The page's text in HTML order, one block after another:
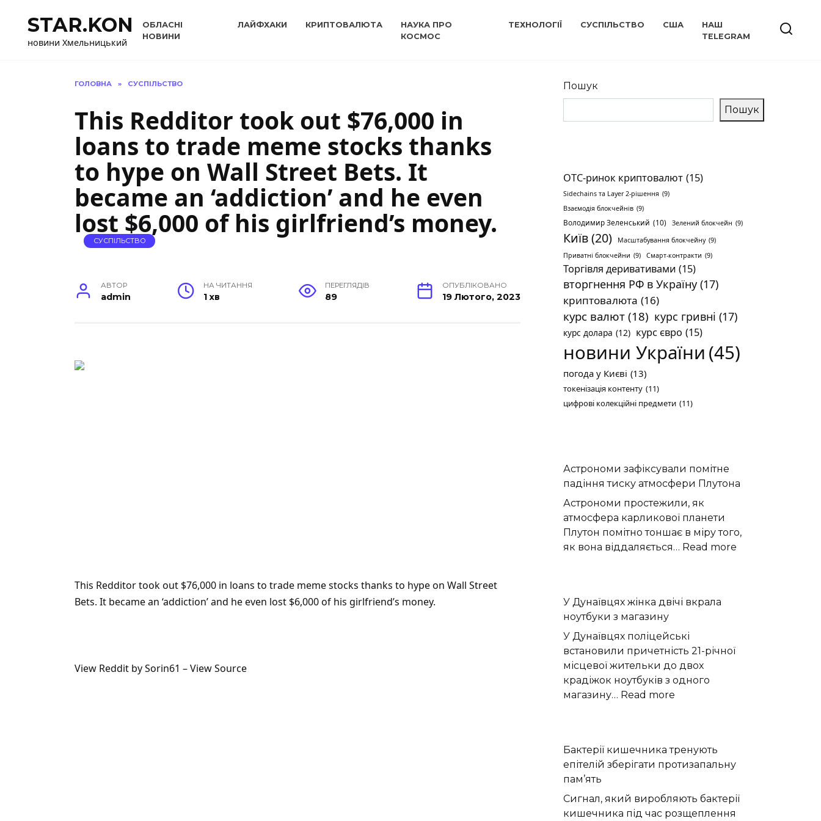
вмістуSTAR.KON
новини Хмельницький
ОБЛАСНІ
НОВИНИ
ЛАЙФХАКИ КРИПТОВАЛЮТА
НАУКА ПРО
КОСМОС
ТЕХНОЛОГІЇ СУСПІЛЬСТВО США
НАШ
TELEGRAM
ГОЛОВНА » СУСПІЛЬСТВО
This Redditor took out $76,000 in
loans to trade meme stocks thanks
to hype on Wall Street Bets. It
became an ‘addiction’ and he even
lost $6,000 of his girlfriend’s money.
СУСПІЛЬСТВО
АВТОР
admin
НА ЧИТАННЯ
1 хв
ПЕРЕГЛЯДІВ
89
ОПУБЛІКОВАНО
19 Лютого, 2023
This Redditor took out $76,000 in loans to trade meme stocks thanks to hype on Wall Street
Bets. It became an ‘addiction’ and he even lost $6,000 of his girlfriend’s money.
View Reddit bySorin61 –View Source
Пошук
Пошук
OTC-ринок криптовалют (15)
Sidechains та Layer 2-рішення (9)
Взаємодія блокчейнів (9)
Володимир Зеленський (10) Зелений блокчейн (9)
Київ(20) Масштабування блокчейну (9)
Приватні блокчейни (9) Смарт-контракти (9)
Торгівля деривативами (15)
вторгнення РФ в Україну (17)
криптовалюта (16)
курс валют (18) курс гривні (17)
курс долара (12) курс євро (15)
новини України (45)
погода у Києві (13)
токенізація контенту (11)
цифрові колекційні предмети (11)
Астрономи зафіксували помітне
падіння тиску атмосфери Плутона
Астрономи простежили, як
атмосфера карликової планети
Плутон помітно тоншає в міру того,
як вона віддаляється… Read more
У Дунаївцях жінка двічі вкрала
ноутбуки з магазину
У Дунаївцях поліцейські
встановили причетність 21-річної
місцевої жительки до двох
крадіжок ноутбуків з одного
магазину… Read more
двічі
вкрала
з
магазину
Бактерії кишечника тренують
епітелій зберігати протизапальну
пам’ять
Сигнал, який виробляють бактерії
кишечника під час розщеплення